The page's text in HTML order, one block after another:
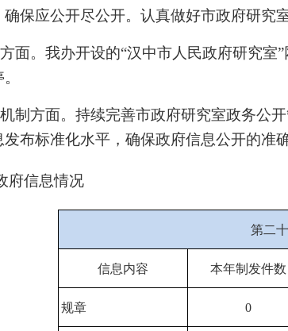
保应公开尽公开。 认真做好市政府研究
面。 我办开设的“汉中市人民政府研究室”
。
制方面。 持续完善市政府研究室政务公
发布标准化水平 ， 确保政府信息公开的准
府信息情况
第二
信息内容 本年制发件数
规章 0